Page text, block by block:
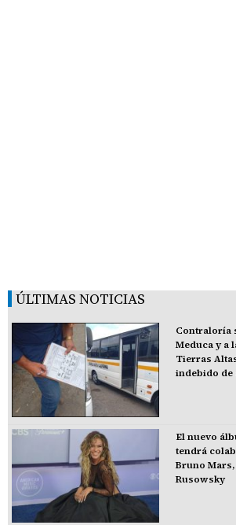
ÚLTIMAS NOTICIAS
Contraloría
Meduca y a
Tierras
indebido de
El nuevo
tendrá
Bruno
Rusowsky